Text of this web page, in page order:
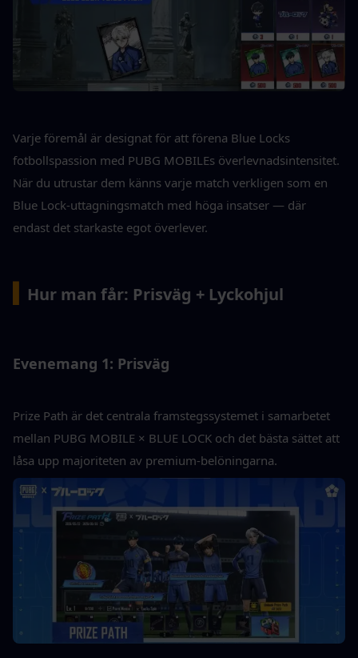
Varje föremål är designat för att förena Blue Locks
fotbollspassion med PUBG MOBILEs överlevnadsintensitet.
När du utrustar dem känns varje match verkligen som en
Blue Lock-uttagningsmatch med höga insatser — där
endast det starkaste egot överlever.
Hur man får: Prisväg + Lyckohjul
Evenemang 1: Prisväg
Prize Path är det centrala framstegssystemet i samarbetet
mellan PUBG MOBILE × BLUE LOCK och det bästa sättet att
låsa upp majoriteten av premium-belöningarna.